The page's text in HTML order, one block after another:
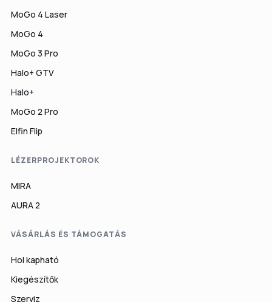
MoGo 4 Laser
MoGo 4
MoGo 3 Pro
Halo+ GTV
Halo+
MoGo 2 Pro
Elfin Flip
LÉZERPROJEKTOROK
MIRA
AURA 2
VÁSÁRLÁS ÉS TÁMOGATÁS
Hol kapható
Kiegészítők
Szerviz